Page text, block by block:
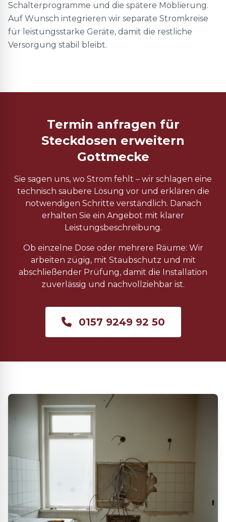
Schalterprogramme und die spätere Möblierung.
Auf Wunsch integrieren wir separate Stromkreise
für leistungsstarke Geräte, damit die restliche
Versorgung stabil bleibt.
Termin anfragen für
Steckdosen erweitern
Gottmecke
Sie sagen uns, wo Strom fehlt – wir schlagen eine
technisch saubere Lösung vor und erklären die
notwendigen Schritte verständlich. Danach
erhalten Sie ein Angebot mit klarer
Leistungsbeschreibung.
Ob einzelne Dose oder mehrere Räume: Wir
arbeiten zügig, mit Staubschutz und mit
abschließender Prüfung, damit die Installation
zuverlässig und nachvollziehbar ist.
0157 9249 92 50